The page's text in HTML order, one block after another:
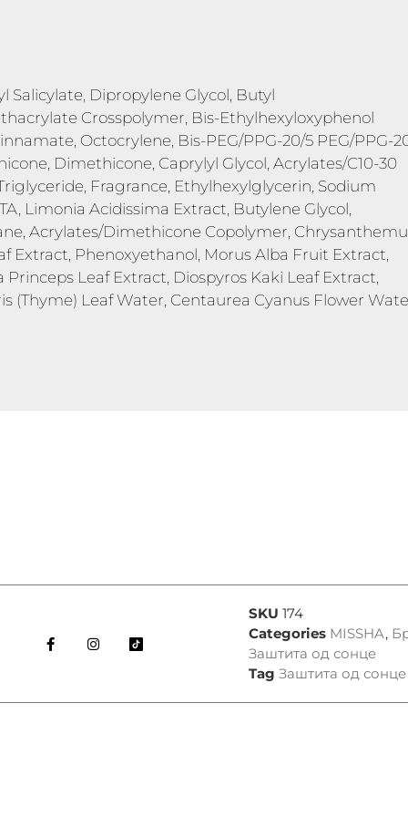
Salicylate, Dipropylene Glycol, Butyl
Crosspolymer, Bis-Ethylhexyloxyphenol
Octocrylene, Bis-PEG/PPG-20/5 PEG/PPG-
Dimethicone, Caprylyl Glycol, Acrylates/C10-30
Fragrance, Ethylhexylglycerin, Sodium
Limonia Acidissima Extract, Butylene Glycol,
Acrylates/Dimethicone Copolymer,
Extract, Phenoxyethanol, Morus Alba Fruit Extract,
Leaf Extract, Diospyros Kaki Leaf Extract,
(Thyme) Leaf Water, Centaurea Cyanus Flower
SKU 174
Categories MISSHA,
Заштита од сонце
Tag Заштита од сонце